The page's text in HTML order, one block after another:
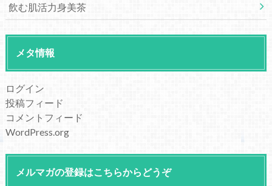
飲む肌活力身美茶
メタ情報
ログイン
投稿フィード
コメントフィード
WordPress.org
メルマガの登録はこちらからどうぞ